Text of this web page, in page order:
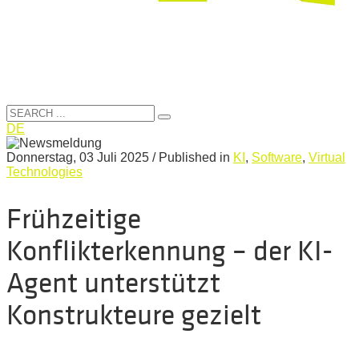
DE
Donnerstag, 03 Juli 2025 / Published in KI , Software, Virtual
Technologies
Frühzeitige
Konflikterkennung – der KI-
Agent unterstützt
Konstrukteure gezielt